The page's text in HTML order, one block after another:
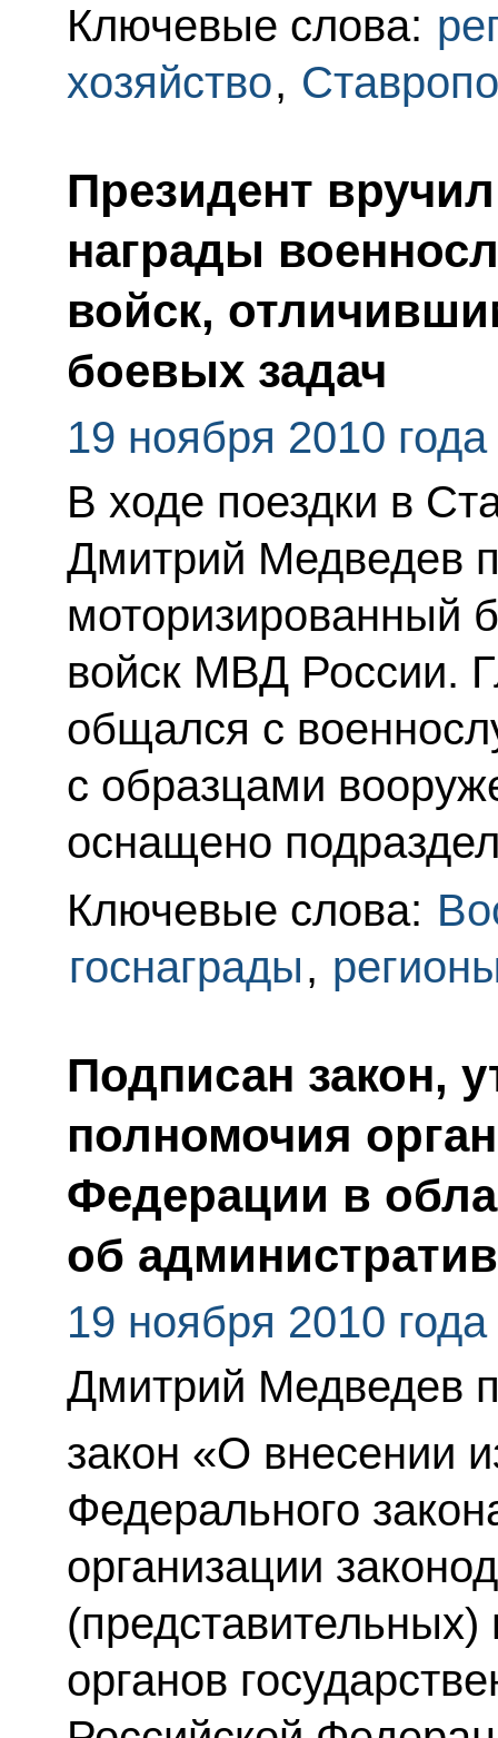
Ключевые слова:
хозяйство,
Президент
награды
войск,
боевых задач
19 ноября 2010 года
В ходе поездки в
Дмитрий Медведев
моторизированный
войск МВД России.
общался с
с образцами
оснащено
Ключевые слова:
госнаграды,
Подписан закон,
полномочия
Федерации в
об
19 ноября 2010 года
Дмитрий Медведев
закон «О внесении
Федерального
организации
органов